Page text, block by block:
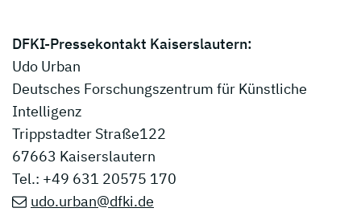
DFKI-Pressekontakt Kaiserslautern:
Udo Urban
Deutsches Forschungszentrum für Künstliche
Intelligenz
Trippstadter Straße122
67663 Kaiserslautern
Tel.: +49 631 20575 170
udo.urban@dfki.de